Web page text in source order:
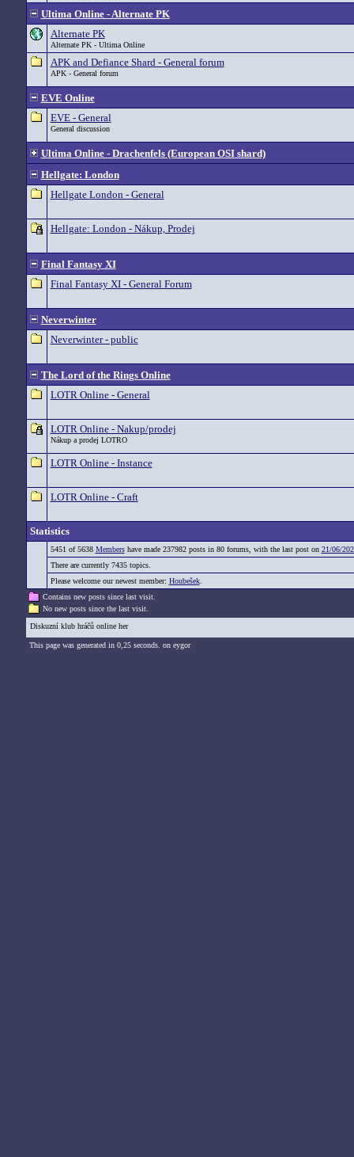
Ultima Online - Alternate PK
Alternate PK
Alternate PK - Ultima Online
APK and Defiance Shard - General forum
APK - General forum
EVE Online
EVE - General
General discussion
Ultima Online - Drachenfels (European OSI shard)
Hellgate: London
Hellgate London - General
Hellgate: London - Nákup, Prodej
Final Fantasy XI
Final Fantasy XI - General Forum
Neverwinter
Neverwinter - public
The Lord of the Rings Online
LOTR Online - General
LOTR Online - Nakup/prodej
Nákup a prodej LOTRO
LOTR Online - Instance
LOTR Online - Craft
Statistics
5451 of 5638 Membershave made 237982 posts in 80 forums, with the last post on 21/06/
There are currently 7435 topics.
Please welcome our newest member: Houbešek.
Contains new posts since last visit.
No new posts since the last visit.
Diskuzní klub hráčů online her
This page was generated in 0,25 seconds. on eygor